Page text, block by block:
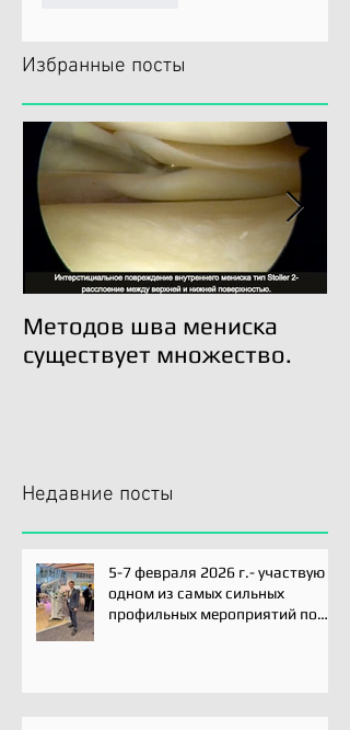
Избранные посты
Методов шва мениска
существует множество.
Недавние посты
5-7 февраля 2026 г.- участвую
одном из самых сильных
профильных мероприятий по